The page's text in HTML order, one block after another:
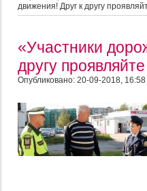
движения! Друг к другу
«Участники
другу
Опубликовано: 20-09-2018, 16:58